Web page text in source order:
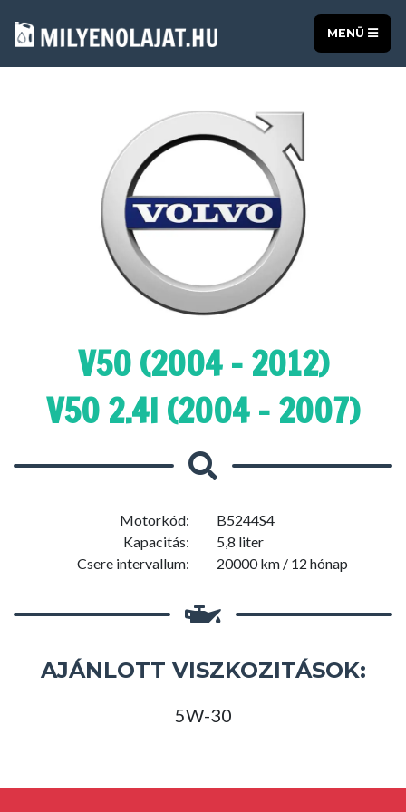
MENÜ
V50 (2004 - 2012)
V50 2.4I (2004 - 2007)
Motorkód:
B5244S4
Kapacitás:
5,8 liter
Csere intervallum:
20000 km / 12 hónap
AJÁNLOTT VISZKOZITÁSOK:
5W-30